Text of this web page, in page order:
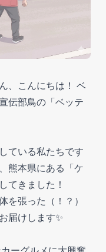
、こんにちは！ ベ
伝部鳥の「ベッテ
ている私たちです
熊本県にある「ケ
てきました！
を張った（！？）
届けします✨